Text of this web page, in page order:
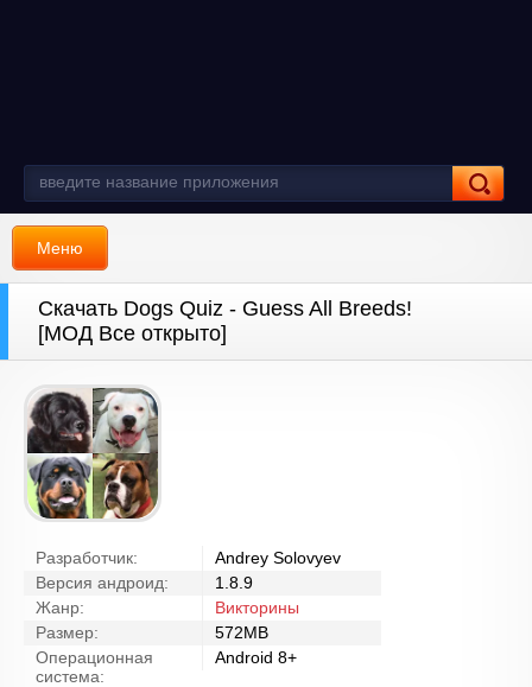
Меню
Скачать Dogs Quiz - Guess All Breeds!
[МОД Все открыто]
Разработчик:
Andrey Solovyev
Версия андроид:
1.8.9
Жанр:
Викторины
Размер:
572MB
Операционная
система:
Android 8+